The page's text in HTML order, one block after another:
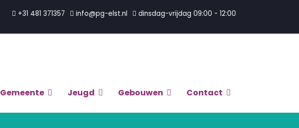
+31 481 371357 info@pg-elst.nl dinsdag-vrijdag 09:00 - 12:00
Gemeente Jeugd Gebouwen Contact